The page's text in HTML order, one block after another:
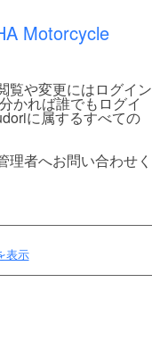
Motorcycle
覧や変更にはログイン
かれば誰でもログイ
に属するすべての
理者へお問い合わせく
表示